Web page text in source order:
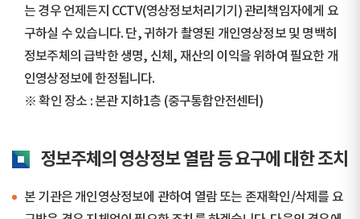
는 경우 언제든지 CCTV(영상정보처리기기) 관리책임자에게 요
구하실 수 있습니다. 단, 귀하가 촬영된 개인영상정보 및 명백히
정보주체의 급박한 생명, 신체, 재산의 이익을 위하여 필요한 개
인영상정보에 한정됩니다.
※ 확인 장소 : 본관 지하1층 (중구통합안전센터)
정보주체의 영상정보 열람 등 요구에 대한 조치
본 기관은 개인영상정보에 관하여 열람 또는 존재확인/삭제를 요